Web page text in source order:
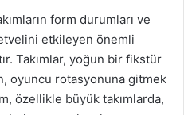
form durumları ve
etkileyen önemli
Takımlar, yoğun bir fikstür
oyuncu rotasyonuna gitmek
özellikle büyük takımlarda,